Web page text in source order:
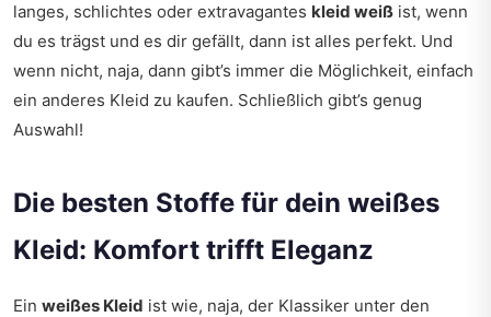
langes, schlichtes oder extravagantes kleid weiß ist, wenn
du es trägst und es dir gefällt, dann ist alles perfekt. Und
wenn nicht, naja, dann gibt’s immer die Möglichkeit, einfach
ein anderes Kleid zu kaufen. Schließlich gibt’s genug
Auswahl!
Die besten Stoffe für dein weißes
Kleid: Komfort trifft Eleganz
Ein weißes Kleid ist wie, naja, der Klassiker unter den